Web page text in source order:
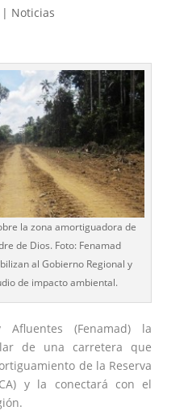
| Noticias
la zona amortiguadora de
de Dios. Foto: Fenamad
al Gobierno Regional y
de impacto ambiental.
(Fenamad) la
de una carretera que
de la Reserva
) y la conectará con el